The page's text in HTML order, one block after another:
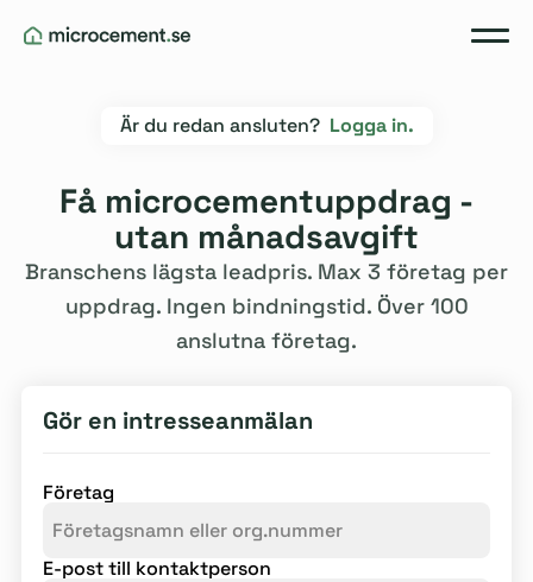
Är du redan ansluten? Logga in.
Få microcementuppdrag -
utan månadsavgift
Branschens lägsta leadpris. Max 3 företag per
uppdrag. Ingen bindningstid. Över 100
anslutna företag.
Gör en intresseanmälan
Företag
E-post till kontaktperson